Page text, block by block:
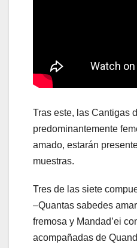
Tras este, las Cantigas
predominantemente
amado, estarán
muestras.
Tres de las siete
–Quantas sabedes
fremosa y Mandad’ei
acompañadas de